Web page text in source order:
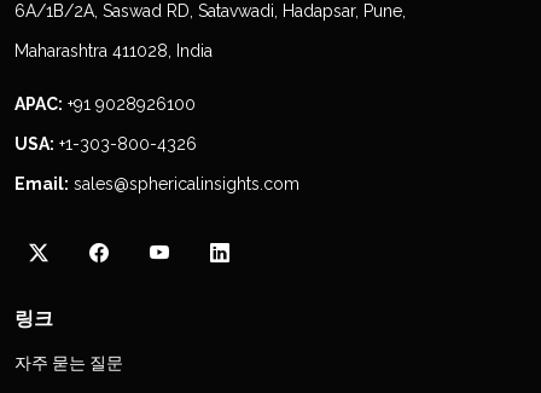
6A/1B/2A, Saswad RD, Satavwadi, Hadapsar, Pune,
Maharashtra 411028, India
APAC: +91 9028926100
USA: +1-303-800-4326
Email: sales@sphericalinsights.com
링크
자주 묻는 질문